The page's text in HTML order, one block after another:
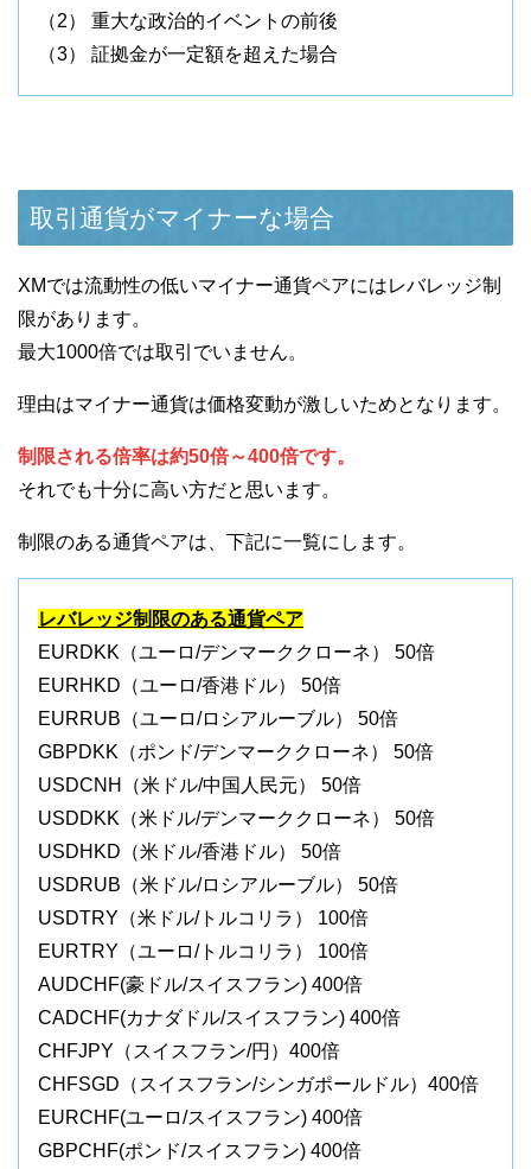
（2） 重大な政治的イベントの前後
（3） 証拠金が一定額を超えた場合
取引通貨がマイナーな場合
XMでは流動性の低いマイナー通貨ペアにはレバレッジ制
限があります。
最大1000倍では取引でいません。
理由はマイナー通貨は価格変動が激しいためとなります。
制限される倍率は約50倍～400倍です。
それでも十分に高い方だと思います。
制限のある通貨ペアは、下記に一覧にします。
レバレッジ制限のある通貨ペア
EURDKK（ユーロ/デンマーククローネ） 50倍
EURHKD（ユーロ/香港ドル） 50倍
EURRUB（ユーロ/ロシアルーブル） 50倍
GBPDKK（ポンド/デンマーククローネ） 50倍
USDCNH（米ドル/中国人民元） 50倍
USDDKK（米ドル/デンマーククローネ） 50倍
USDHKD（米ドル/香港ドル） 50倍
USDRUB（米ドル/ロシアルーブル） 50倍
USDTRY（米ドル/トルコリラ） 100倍
EURTRY（ユーロ/トルコリラ） 100倍
AUDCHF(豪ドル/スイスフラン) 400倍
CADCHF(カナダドル/スイスフラン) 400倍
CHFJPY（スイスフラン/円）400倍
CHFSGD（スイスフラン/シンガポールドル）400倍
EURCHF(ユーロ/スイスフラン) 400倍
GBPCHF(ポンド/スイスフラン) 400倍